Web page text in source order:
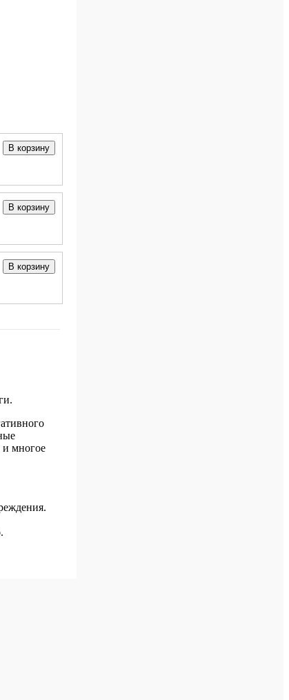
В корзину
В корзину
В корзину
и многое